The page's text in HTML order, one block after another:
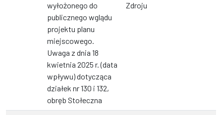
wyłożonego do
publicznego wglądu
projektu planu
miejscowego.
Uwaga z dnia 18
kwietnia 2025 r. (data
wpływu) dotycząca
działek nr 130 i 132,
obręb Stołeczna
Zdroju